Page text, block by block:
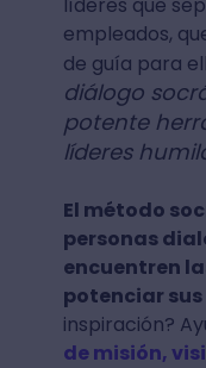
empleados,
de guía para
diálogo
potente
líderes
El método
personas
encuentren
potenciar
inspiración?
de misión,